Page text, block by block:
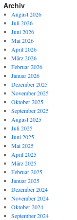
Archiv
August 2026
Juli 2026
Juni 2026
Mai 2026
April 2026
März 2026
Februar 2026
Januar 2026
Dezember 2025
November 2025
Oktober 2025
September 2025
August 2025
Juli 2025
Juni 2025
Mai 2025
April 2025
März 2025
Februar 2025
Januar 2025
Dezember 2024
November 2024
Oktober 2024
September 2024